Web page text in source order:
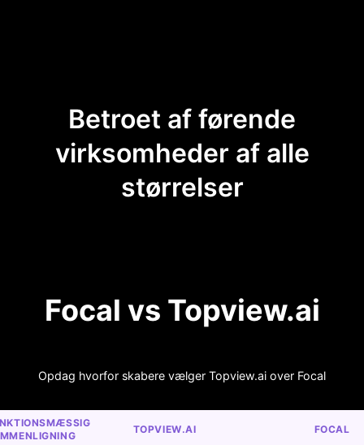
Betroet af førende
virksomheder af alle
størrelser
Focal vs Topview.ai
Opdag hvorfor skabere vælger Topview.ai over Focal
TOPVIEW.AI FOCAL